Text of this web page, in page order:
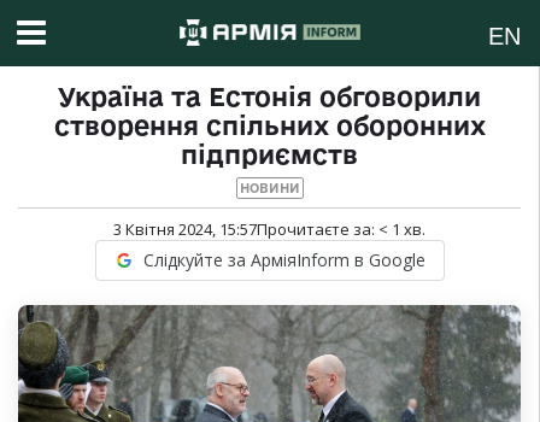
EN
Україна та Естонія обговорили
створення спільних оборонних
підприємств
НОВИНИ
3 Квітня 2024, 15:57Прочитаєте за: < 1 хв.
Слідкуйте за АрміяInform в Google